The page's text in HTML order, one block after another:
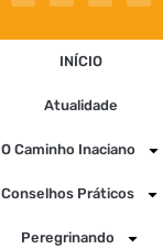
INÍCIO
Atualidade
O Caminho Inaciano
Conselhos Práticos
Peregrinando